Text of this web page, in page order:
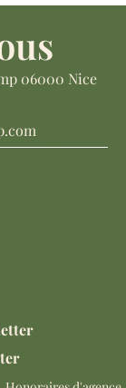
06000 Nice